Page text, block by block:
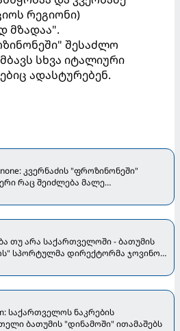
რეგიონი)
მზადაა".
შესაძლო
სხვა იტალიური
ადასტურებენ.
კვერნაძის "ფროზინონეში"
რაც შეიძლება მალე
თუ არა საქართველოში - ბათუმის
სპორტულმა დირექტორმა ჯოვინო
საქართველოს ნაკრების
ბათუმის "დინამოში" ითამაშებს